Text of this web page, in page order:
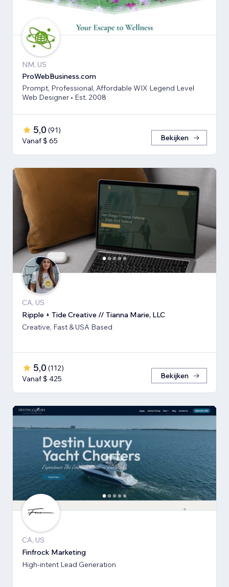
NM, US
ProWebBusiness.com
Prompt, Professional, Affordable WIX Legend Level
Web Designer • Est. 2008
5,0 (91)
Vanaf $ 65
Bekijken
CA, US
Ripple + Tide Creative // Tianna Marie, LLC
Creative, Fast & USA Based
5,0 (112)
Vanaf $ 425
Bekijken
CA, US
Finfrock Marketing
High-intent Lead Generation